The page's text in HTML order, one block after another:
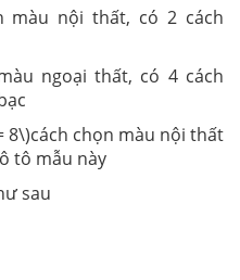
màu nội thất, có 2 cách
ngoại thất, có 4 cách
8\)cách chọn màu nội thất
tô mẫu này
sau